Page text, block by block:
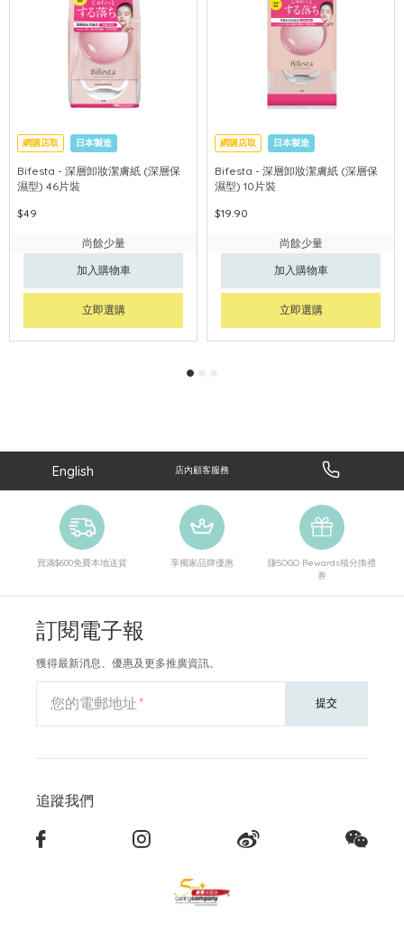
網購店取 日本製造
Bifesta - 深層卸妝潔膚紙 (深層保
濕型) 46片裝
$49
尚餘少量
加入購物車
立即選購
網購店取 日本製造
Bifesta - 深層卸妝潔膚紙 (深層保
濕型) 10片裝
$19.90
尚餘少量
加入購物車
立即選購
English 店內顧客服務
買滿$600免費本地送貨 享獨家品牌優惠
賺SOGO Rewards積分換禮
券
訂閱電子報
獲得最新消息、優惠及更多推廣資訊。
您的電郵地址 提交
追蹤我們